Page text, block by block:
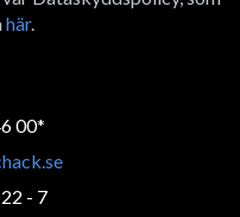
här.
00*
- 7